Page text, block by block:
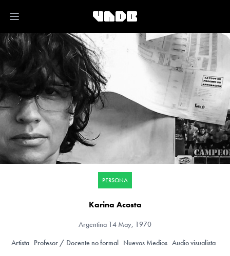
Open main menu
PERSONA
Karina Acosta
Argentina 14 May, 1970
Artista Profesor / Docente no formal Nuevos Medios Audio visualista